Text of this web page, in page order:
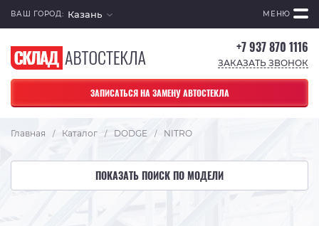
ВАШ ГОРОД: Казань МЕНЮ
+7 937 870 1116
ЗАКАЗАТЬ ЗВОНОК
ЗАПИСАТЬСЯ НА ЗАМЕНУ АВТОСТЕКЛА
Главная / Каталог / DODGE / NITRO
ПОКАЗАТЬ ПОИСК ПО МОДЕЛИ